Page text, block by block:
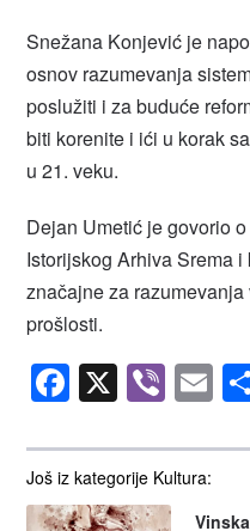
Još iz kategorije Kultura:
Snežana Konjević je
osnov razumevanja
poslužiti i za buduće
biti korenite i ići u korak
u 21. veku.
Dejan Umetić je govorio
Istorijskog Arhiva Srema
značajne za
prošlosti.
Facebook
X Viber